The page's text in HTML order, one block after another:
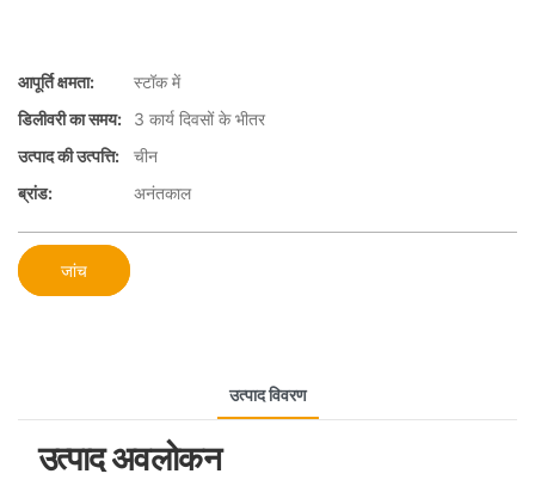
आपूर्ति क्षमता:
स्टॉक में
डिलीवरी का समय:
3 कार्य दिवसों के भीतर
उत्पाद की उत्पत्ति:
चीन
ब्रांड:
अनंतकाल
जांच
उत्पाद विवरण
उत्पाद अवलोकन